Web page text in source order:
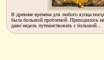
В древние времена для любого купца
была большой проблемой. Приходилось
даже недель путешествовать с большой...